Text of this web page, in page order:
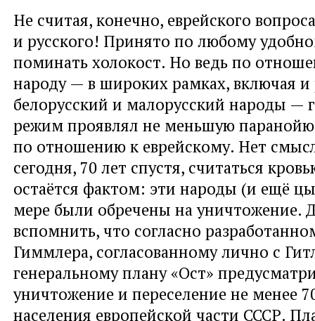
Не считая, конечно, еврейского
и русского! Принято по любому
поминать холокост. Но ведь по
народу — в широких рамках, включая и
белорусский и малорусский народы —
режим проявлял не меньшую
по отношению к еврейскому. Нет
сегодня, 70 лет спустя, считаться
остаётся фактом: эти народы (и ещё
мере были обречены на уничтожение.
вспомнить, что согласно
Гиммлера, согласованному лично с
генеральному плану «Ост»
уничтожение и переселение не менее
населения европейской части СССР.